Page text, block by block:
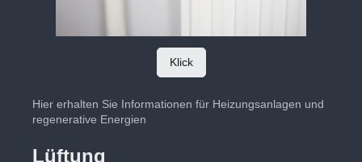
Klick
Hier erhalten Sie Informationen für Heizungsanlagen und
regenerative Energien
Lüftung